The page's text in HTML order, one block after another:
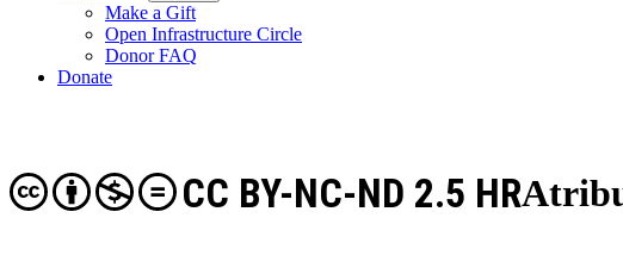
Make a Gift
Open Infrastructure Circle
Donor FAQ
Donate
CC BY-NC-ND 2.5 HR